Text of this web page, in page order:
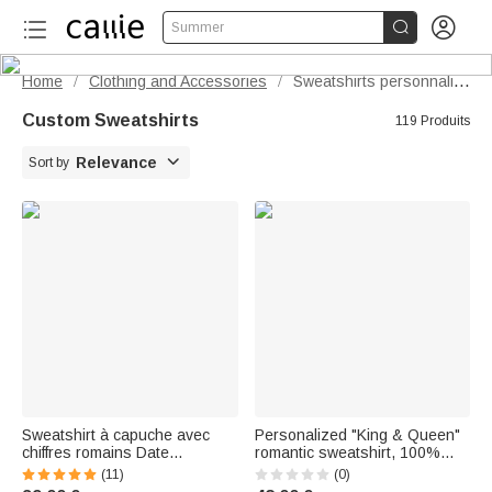
Summer  
Home / Clothing and Accessories / Sweatshirts personnalisés
Custom Sweatshirts 119 Produits
Sort by Relevance 
Sweatshirt à capuche avec
chiffres romains Date
Fiançailles Anniversaire Saint-
Valentin Cadeau pour jeunes
(11)
Personalized "King & Queen"
romantic sweatshirt, 100%
cotton, with inscription: a gift
for an engagement, a wedding
(0)